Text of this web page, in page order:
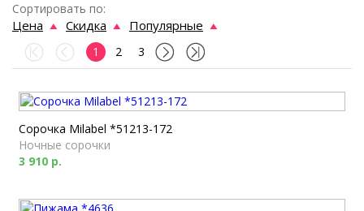
Сортировать по:
Цена Скидка Популярные
1 2 3
Сорочка Milabel *51213-172
Ночные сорочки
3 910 р.